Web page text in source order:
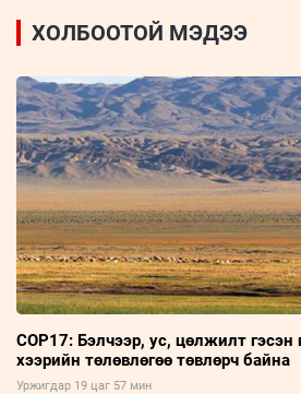
ХОЛБООТОЙ МЭДЭЭ
COP17: Бэлчээр, ус, цөлжилт гэсэн
хээрийн төлөвлөгөө төвлөрч байна
Уржигдар 19 цаг 57 мин